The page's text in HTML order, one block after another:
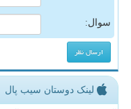
سوال:
لینک دوستان سیب پال